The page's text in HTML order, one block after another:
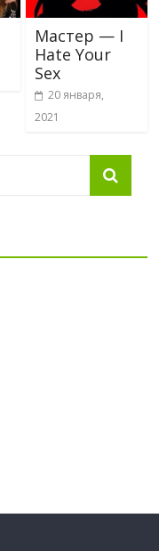
Мастер — I
Hate Your
Sex
20 января,
2021